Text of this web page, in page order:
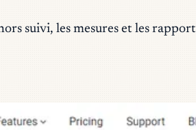
suivi, les mesures et les